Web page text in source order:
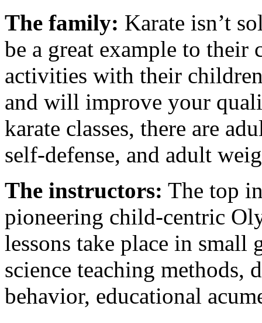
The family: Karate isn’t
be a great example to
activities with their
and will improve your
karate classes, there are
self-defense, and adult
The instructors: The top
pioneering child-centric
lessons take place in small
science teaching methods,
behavior, educational